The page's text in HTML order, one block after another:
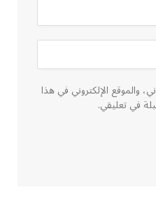
والموقع الإلكتروني في هذا
في تعليقي.